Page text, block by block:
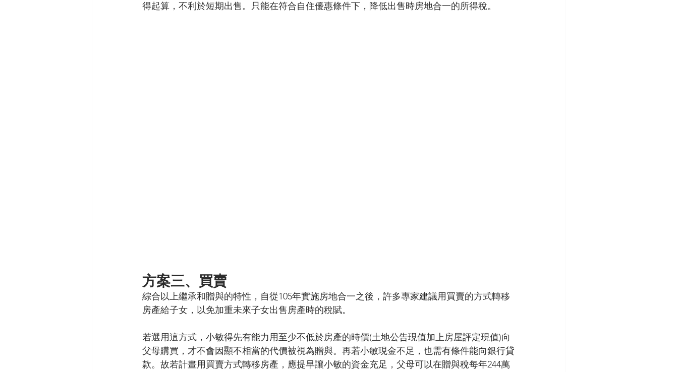
得起算，不利於短期出售。只能在符合自住優惠條件下，降低出售時房地合一的所得稅。
方案三、買賣
綜合以上繼承和贈與的特性，自從105年實施房地合一之後，許多專家建議用買賣的方式轉移
房產給子女，以免加重未來子女出售房產時的稅賦。
若選用這方式，小敏得先有能力用至少不低於房產的時價(土地公告現值加上房屋評定現值)向
父母購買，才不會因顯不相當的代價被視為贈與。再若小敏現金不足，也需有條件能向銀行貸
款。故若計畫用買賣方式轉移房產，應提早讓小敏的資金充足，父母可以在贈與稅每年244萬